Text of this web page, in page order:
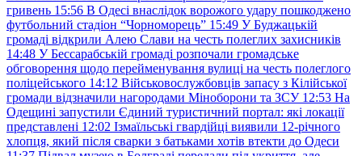
гривень 15:56 В Одесі внаслідок ворожого удару пошкоджено
футбольний стадіон “Чорноморець” 15:49 У Буджацькій
громаді відкрили Алею Слави на честь полеглих захисників
14:48 У Бессарабській громаді розпочали громадське
обговорення щодо перейменування вулиці на честь полеглого
поліцейського 14:12 Військовослужбовців запасу з Кілійської
громади відзначили нагородами Міноборони та ЗСУ 12:53 На
Одещині запустили Єдиний туристичний портал: які локації
представлені 12:02 Ізмаїльські гвардійці виявили 12-річного
хлопця, який після сварки з батьками хотів втекти до Одеси